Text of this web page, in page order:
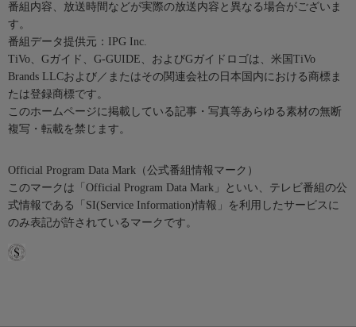
番組内容、放送時間などが実際の放送内容と異なる場合がございま
す。
番組データ提供元：IPG Inc.
TiVo、Gガイド、G-GUIDE、およびGガイドロゴは、米国TiVo
Brands LLCおよび／またはその関連会社の日本国内における商標ま
たは登録商標です。
このホームページに掲載している記事・写真等あらゆる素材の無断
複写・転載を禁じます。
Official Program Data Mark（公式番組情報マーク）
このマークは「Official Program Data Mark」といい、テレビ番組の公
式情報である「SI(Service Information)情報」を利用したサービスに
のみ表記が許されているマークです。